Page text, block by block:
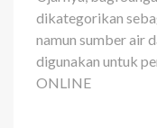
dikategorikan
namun sumber air
digunakan untuk
ONLINE